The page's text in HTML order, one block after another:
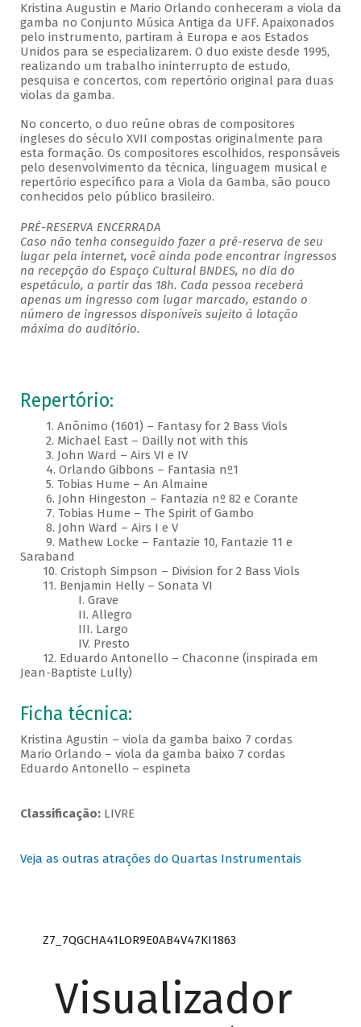
Kristina Augustin e Mario Orlando conheceram a viola da
gamba no Conjunto Música Antiga da UFF. Apaixonados
pelo instrumento, partiram à Europa e aos Estados
Unidos para se especializarem. O duo existe desde 1995,
realizando um trabalho ininterrupto de estudo,
pesquisa e concertos, com repertório original para duas
violas da gamba.
No concerto, o duo reúne obras de compositores
ingleses do século XVII compostas originalmente para
esta formação. Os compositores escolhidos, responsáveis
pelo desenvolvimento da técnica, linguagem musical e
repertório específico para a Viola da Gamba, são pouco
conhecidos pelo público brasileiro.
PRÉ-RESERVA ENCERRADA
Caso não tenha conseguido fazer a pré-reserva de seu
lugar pela internet, você ainda pode encontrar ingressos
na recepção do Espaço Cultural BNDES, no dia do
espetáculo, a partir das 18h. Cada pessoa receberá
apenas um ingresso com lugar marcado, estando o
número de ingressos disponíveis sujeito à lotação
máxima do auditório.
Repertório:
1. Anônimo (1601) – Fantasy for 2 Bass Viols
2. Michael East – Dailly not with this
3. John Ward – Airs VI e IV
4. Orlando Gibbons – Fantasia nº1
5. Tobias Hume – An Almaine
6. John Hingeston – Fantazia nº 82 e Corante
7. Tobias Hume – The Spirit of Gambo
8. John Ward – Airs I e V
9. Mathew Locke – Fantazie 10, Fantazie 11 e
Saraband
10. Cristoph Simpson – Division for 2 Bass Viols
11. Benjamin Helly – Sonata VI
I. Grave
II. Allegro
III. Largo
IV. Presto
12. Eduardo Antonello – Chaconne (inspirada em
Jean-Baptiste Lully)
Ficha técnica:
Kristina Agustin – viola da gamba baixo 7 cordas
Mario Orlando – viola da gamba baixo 7 cordas
Eduardo Antonello – espineta
Classificação:LIVRE
Veja as outras atrações do Quartas Instrumentais
Z7_7QGCHA41LOR9E0AB4V47KI1863
Visualizador